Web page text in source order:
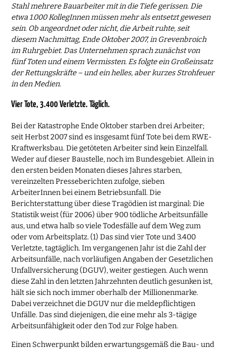
Stahl mehrere Bauarbeiter mit in die Tiefe gerissen. Die
etwa 1.000 KollegInnen müssen mehr als entsetzt gewesen
sein. Ob angeordnet oder nicht, die Arbeit ruhte, seit
diesem Nachmittag, Ende Oktober 2007, in Grevenbroich
im Ruhrgebiet. Das Unternehmen sprach zunächst von
fünf Toten und einem Vermissten. Es folgte ein Großeinsatz
der Rettungskräfte – und ein helles, aber kurzes Strohfeuer
in den Medien.
Vier Tote, 3.400 Verletzte. Täglich.
Bei der Katastrophe Ende Oktober starben drei Arbeiter;
seit Herbst 2007 sind es insgesamt fünf Tote bei dem RWE-
Kraftwerksbau. Die getöteten Arbeiter sind kein Einzelfall.
Weder auf dieser Baustelle, noch im Bundesgebiet. Allein in
den ersten beiden Monaten dieses Jahres starben,
vereinzelten Presseberichten zufolge, sieben
ArbeiterInnen bei einem Betriebsunfall. Die
Berichterstattung über diese Tragödien ist marginal: Die
Statistik weist (für 2006) über 900 tödliche Arbeitsunfälle
aus, und etwa halb so viele Todesfälle auf dem Weg zum
oder vom Arbeitsplatz. (1) Das sind vier Tote und 3.400
Verletzte, tagtäglich. Im vergangenen Jahr ist die Zahl der
Arbeitsunfälle, nach vorläufigen Angaben der Gesetzlichen
Unfallversicherung (DGUV), weiter gestiegen. Auch wenn
diese Zahl in den letzten Jahrzehnten deutlich gesunken ist,
hält sie sich noch immer oberhalb der Millionenmarke.
Dabei verzeichnet die DGUV nur die meldepflichtigen
Unfälle. Das sind diejenigen, die eine mehr als 3-tägige
Arbeitsunfähigkeit oder den Tod zur Folge haben.
Einen Schwerpunkt bilden erwartungsgemäß die Bau- und